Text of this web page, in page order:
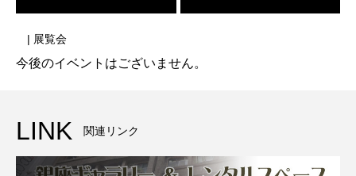
| 展覧会
今後のイベントはございません。
LINK 関連リンク